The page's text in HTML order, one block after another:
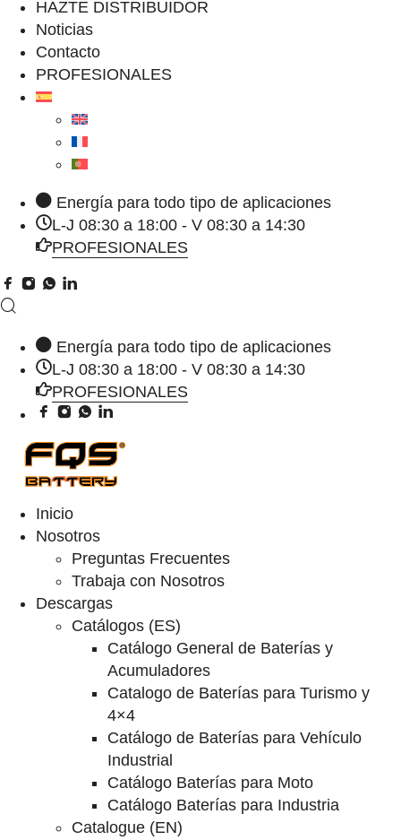
HAZTE DISTRIBUIDOR
Noticias
Contacto
PROFESIONALES
Energía para todo tipo de aplicaciones
L-J 08:30 a 18:00 - V 08:30 a 14:30
PROFESIONALES
Energía para todo tipo de aplicaciones
L-J 08:30 a 18:00 - V 08:30 a 14:30
PROFESIONALES
Inicio
Nosotros
Preguntas Frecuentes
Trabaja con Nosotros
Descargas
Catálogos (ES)
Catálogo General de Baterías y
Acumuladores
Catalogo de Baterías para Turismo y
4×4
Catálogo de Baterías para Vehículo
Industrial
Catálogo Baterías para Moto
Catálogo Baterías para Industria
Catalogue (EN)